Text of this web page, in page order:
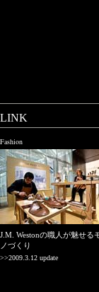
LINK
Fashion
J.M. Westonの職人が魅せる
ノづくり
>>2009.3.12 update